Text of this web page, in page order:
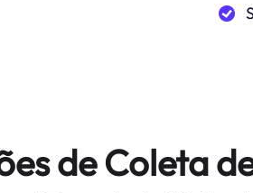
de Coleta